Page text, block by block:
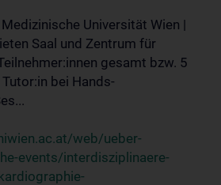
Universität Wien |
Saal und Zentrum für
gesamt bzw. 5
bei Hands-
web/ueber-
events/interdisziplinaere-